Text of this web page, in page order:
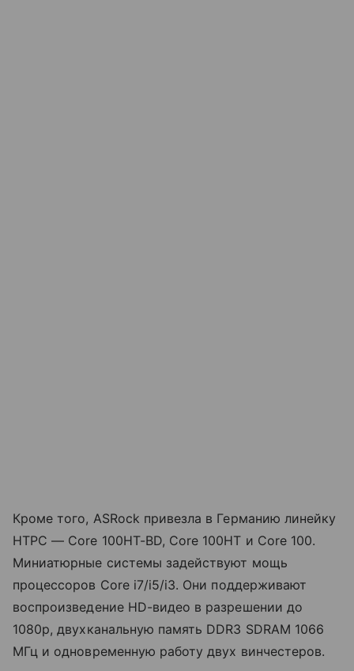
Кроме того, ASRock привезла в Германию линейку
НТРС — Core 100HT-BD, Core 100HT и Core 100.
Миниатюрные системы задействуют мощь
процессоров Core i7/i5/i3. Они поддерживают
воспроизведение HD-видео в разрешении до
1080р, двухканальную память DDR3 SDRAM 1066
МГц и одновременную работу двух винчестеров.